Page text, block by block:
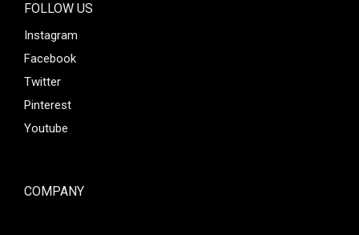
FOLLOW US
Instagram
Facebook
Twitter
Pinterest
Youtube
COMPANY